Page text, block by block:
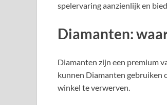
spelervaring aanzienlijk en
Diamanten:
Diamanten zijn een premium
kunnen Diamanten gebruiken
winkel te verwerven.